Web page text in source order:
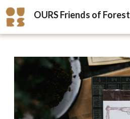
OURS Friends of Forest